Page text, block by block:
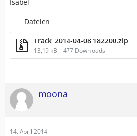
Isabel
Dateien
Track_2014-04-08 182200.zip
13,19 kB – 477 Downloads
moona
14. April 2014